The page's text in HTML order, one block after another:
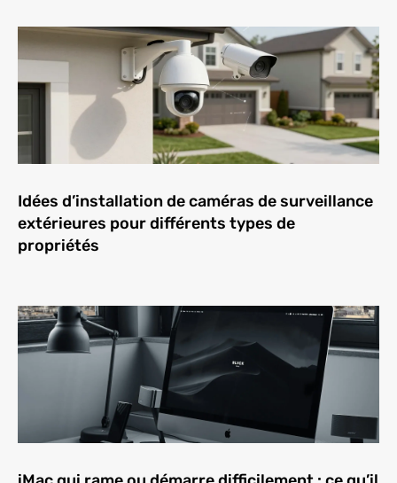
Idées d’installation de caméras de surveillance
extérieures pour différents types de
propriétés